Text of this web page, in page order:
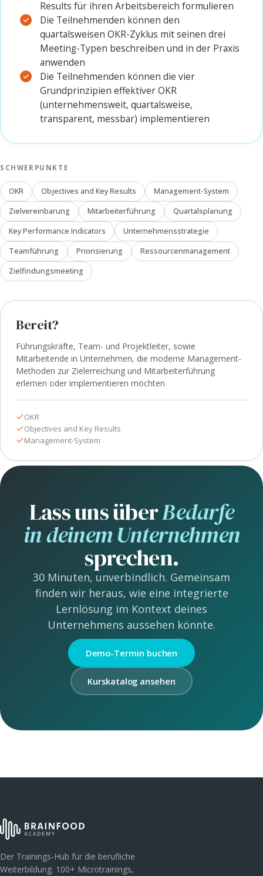
Results für ihren Arbeitsbereich formulieren
Die Teilnehmenden können den
quartalsweisen OKR-Zyklus mit seinen drei
Meeting-Typen beschreiben und in der Praxis
anwenden
Die Teilnehmenden können die vier
Grundprinzipien effektiver OKR
(unternehmensweit, quartalsweise,
transparent, messbar) implementieren
SCHWERPUNKTE
OKR Objectives and Key Results
Management-System
Zielvereinbarung
Mitarbeiterführung
Quartalsplanung
Key Performance Indicators
Unternehmensstrategie
Teamführung
Priorisierung
Ressourcenmanagement
Zielfindungsmeeting
Bereit?
Führungskräfte, Team- und Projektleiter, sowie
Mitarbeitende in Unternehmen, die moderne Management-
Methoden zur Zielerreichung und Mitarbeiterführung
erlernen oder implementieren möchten
OKR
Objectives and Key Results
Management-System
Lass uns überBedarfe
in deinem Unternehmen
sprechen.
30 Minuten, unverbindlich. Gemeinsam
finden wir heraus, wie eine integrierte
Lernlösung im Kontext deines
Unternehmens aussehen könnte.
Demo-Termin buchen
Kurskatalog ansehen
Der Trainings-Hub für die berufliche
Weiterbildung. 100+ Microtrainings,